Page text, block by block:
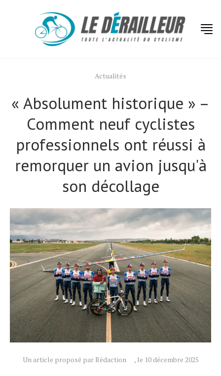
Actualités
« Absolument historique » –
Comment neuf cyclistes
professionnels ont réussi à
remorquer un avion jusqu'à
son décollage
Un article proposé par Rédaction , le 10 décembre 2025